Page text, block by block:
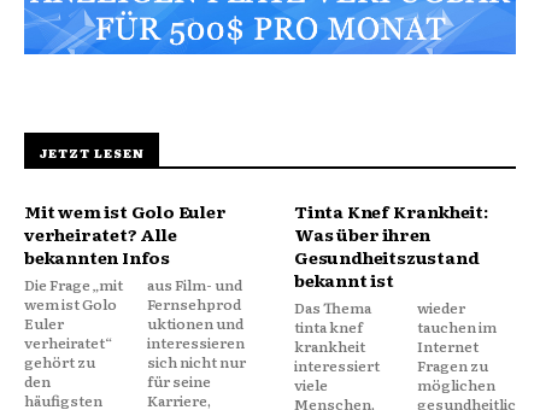
JETZT LESEN
Mit wem ist Golo Euler
verheiratet? Alle
bekannten Infos
Die Frage „mit
wem ist Golo
Euler
verheiratet“
gehört zu
den
häufigsten
aus Film- und
Fernsehprod
uktionen und
interessieren
sich nicht nur
für seine
Karriere,
Tinta Knef Krankheit:
Was über ihren
Gesundheitszustand
bekannt ist
Das Thema
tinta knef
krankheit
interessiert
viele
Menschen,
wieder
tauchen im
Internet
Fragen zu
möglichen
gesundheitlic